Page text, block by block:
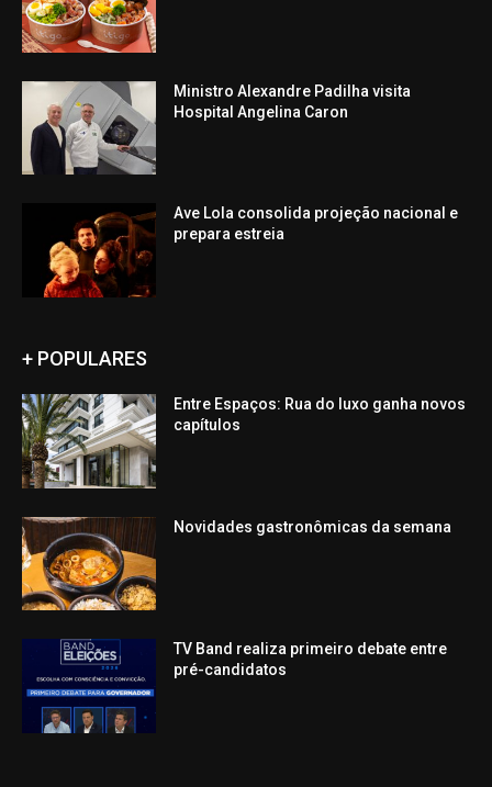
Ministro Alexandre Padilha visita
Hospital Angelina Caron
Ave Lola consolida projeção nacional e
prepara estreia
+ POPULARES
Entre Espaços: Rua do luxo ganha novos
capítulos
Novidades gastronômicas da semana
TV Band realiza primeiro debate entre
pré-candidatos